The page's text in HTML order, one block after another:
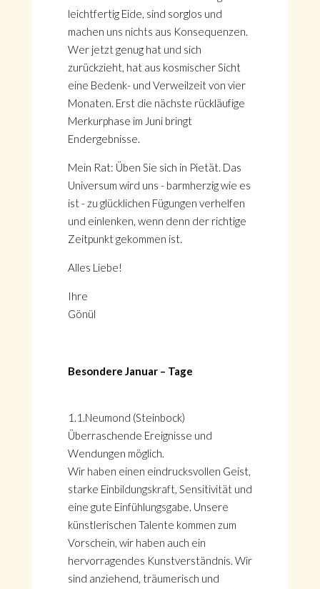
leichtfertig Eide, sind sorglos und
machen uns nichts aus Konsequenzen.
Wer jetzt genug hat und sich
zurückzieht, hat aus kosmischer Sicht
eine Bedenk- und Verweilzeit von vier
Monaten. Erst die nächste rückläufige
Merkurphase im Juni bringt
Endergebnisse.
Mein Rat: Üben Sie sich in Pietät. Das
Universum wird uns - barmherzig wie es
ist - zu glücklichen Fügungen verhelfen
und einlenken, wenn denn der richtige
Zeitpunkt gekommen ist.
Alles Liebe!
Ihre
Gönül
Besondere Januar – Tage
1.1.Neumond (Steinbock)
Überraschende Ereignisse und
Wendungen möglich.
Wir haben einen eindrucksvollen Geist,
starke Einbildungskraft, Sensitivität und
eine gute Einfühlungsgabe. Unsere
künstlerischen Talente kommen zum
Vorschein, wir haben auch ein
hervorragendes Kunstverständnis. Wir
sind anziehend, träumerisch und